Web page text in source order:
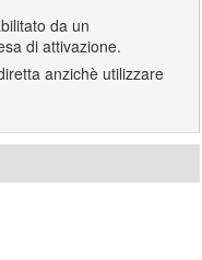
da un
di attivazione.
anzichè utilizzare